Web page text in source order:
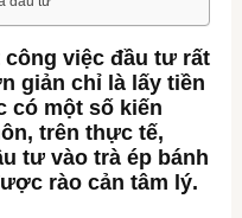
việc đầu tư rất
giản chỉ là lấy tiền
có một số kiến
trên thực tế,
tư vào trà ép bánh
rào cản tâm lý.